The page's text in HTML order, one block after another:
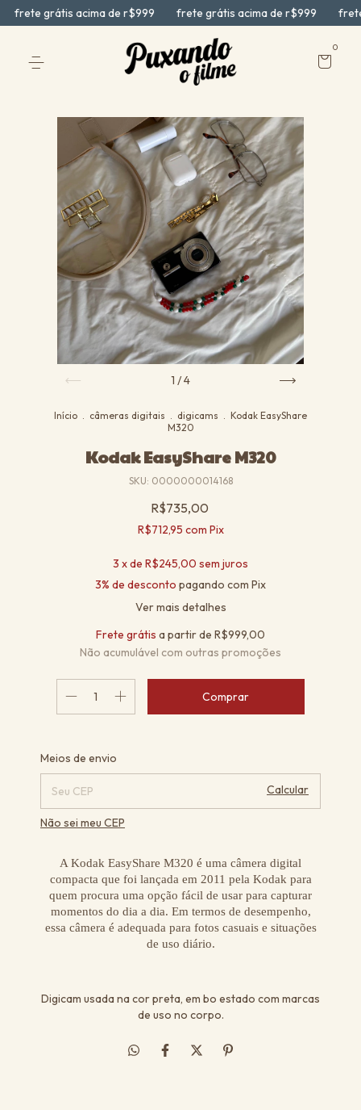
frete grátis acima de r$999 frete grátis acima de r$999 frete
0
1 /4
Início . câmeras digitais . digicams . Kodak EasyShare
M320
Kodak EasyShare M320
SKU: 0000000014168
R$735,00
R$712,95 com Pix
3 x de R$245,00 sem juros
3% de desconto pagando com Pix
Ver mais detalhes
Frete grátis a partir de R$999,00
Não acumulável com outras promoções
Entregas para o CEP:
Meios de envio
Calcular
Não sei meu CEP
A Kodak EasyShare M320 é uma câmera digital
compacta que foi lançada em 2011 pela Kodak para
quem procura uma opção fácil de usar para capturar
momentos do dia a dia. Em termos de desempenho,
essa câmera é adequada para fotos casuais e situações
de uso diário.
Digicam usada na cor preta, em bo estado com marcas
de uso no corpo.